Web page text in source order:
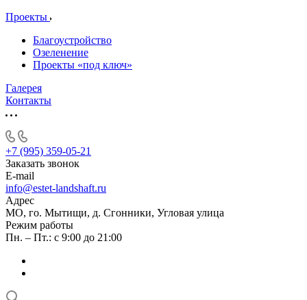
Проекты
Благоустройство
Озеленение
Проекты «под ключ»
Галерея
Контакты
+7 (995) 359-05-21
Заказать звонок
E-mail
info@estet-landshaft.ru
Адрес
МО, го. Мытищи, д. Сгонники, Угловая улица
Режим работы
Пн. – Пт.: с 9:00 до 21:00